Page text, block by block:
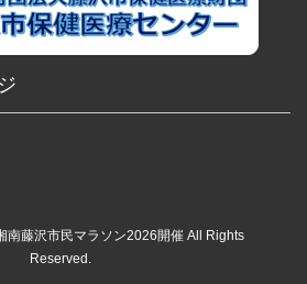
南藤沢市民マラソン2026開催 All Rights
Reserved.